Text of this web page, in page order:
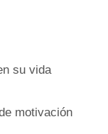
su vida
motivación